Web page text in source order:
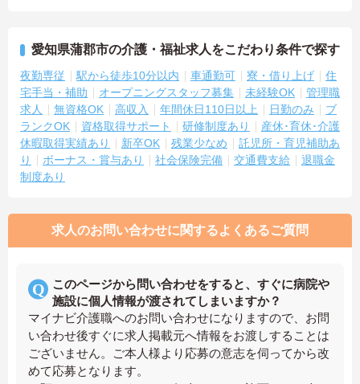
愛知県蒲郡市の介護・福祉求人をこだわり条件で探す
夜勤専従 駅から徒歩10分以内 車通勤可 寮・借り上げ
住
宅手当・補助
オープニングスタッフ募集 未経験OK
管理職
求人
無資格OK 高収入 年間休日110日以上 日勤のみ
ブ
ランクOK
資格取得サポート 研修制度あり
産休･育休･介護
休暇取得実績あり
新卒OK 残業少なめ
託児所・育児補助あ
り
ボーナス・賞与あり 社会保険完備 交通費支給
退職金
制度あり
求人のお問い合わせに関するよくあるご質問
このページから問い合わせをすると、すぐに病院や
施設に個人情報が渡されてしまいますか？
マイナビ介護職へのお問い合わせになりますので、お問
い合わせ後すぐに求人掲載元へ情報をお渡しすることは
ございません。ご本人様より応募の意志を伺ってから改
めて応募となります。